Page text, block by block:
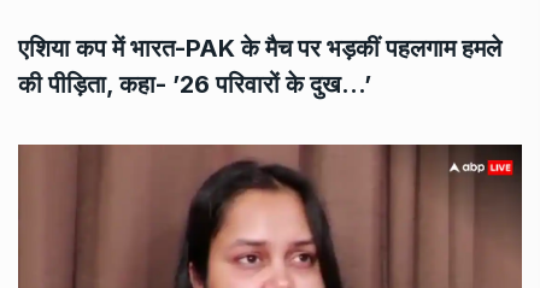
एशिया कप में भारत-PAK के मैच पर भड़कीं पहलगाम हमले
की पीड़िता, कहा- ’26 परिवारों के दुख…’